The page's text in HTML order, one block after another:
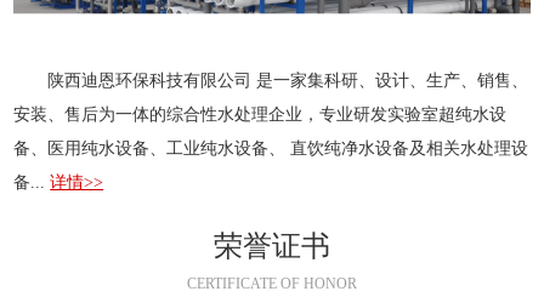
陕西迪恩环保科技有限公司 是一家集科研、设计、生产、销售、
安装、售后为一体的综合性水处理企业，专业研发实验室超纯水设
备、医用纯水设备、工业纯水设备、 直饮纯净水设备及相关水处理设
备...详情>>
荣誉证书
CERTIFICATE OF HONOR